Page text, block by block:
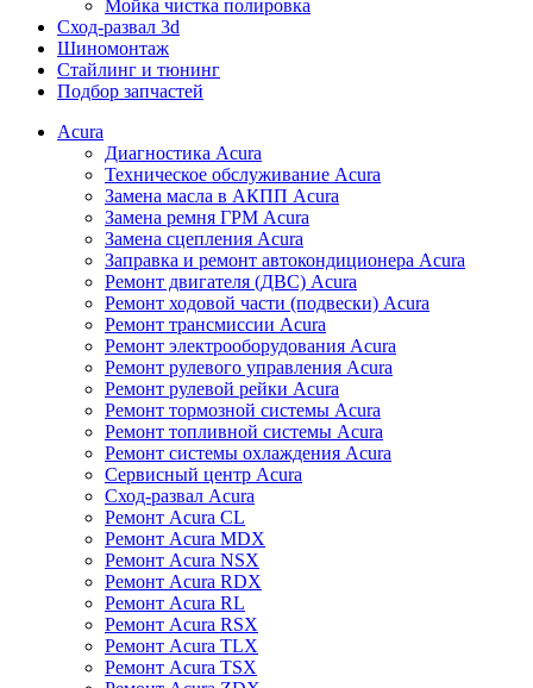
Мойка чистка полировка
Сход-развал 3d
Шиномонтаж
Стайлинг и тюнинг
Подбор запчастей
Acura
Диагностика Acura
Техническое обслуживание Acura
Замена масла в АКПП Acura
Замена ремня ГРМ Acura
Замена сцепления Acura
Заправка и ремонт автокондиционера Acura
Ремонт двигателя (ДВС) Acura
Ремонт ходовой части (подвески) Acura
Ремонт трансмиссии Acura
Ремонт электрооборудования Acura
Ремонт рулевого управления Acura
Ремонт рулевой рейки Acura
Ремонт тормозной системы Acura
Ремонт топливной системы Acura
Ремонт системы охлаждения Acura
Сервисный центр Acura
Сход-развал Acura
Ремонт Acura CL
Ремонт Acura MDX
Ремонт Acura NSX
Ремонт Acura RDX
Ремонт Acura RL
Ремонт Acura RSX
Ремонт Acura TLX
Ремонт Acura TSX